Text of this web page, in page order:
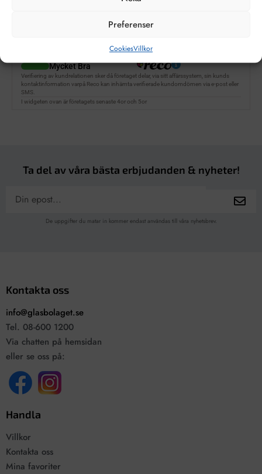
Preferenser
CookiesVillkor
Ta del av våra bästa erbjudanden & nyheter!
De uppgifter du matar in kommer endast användas till våra nyhetsbrev.
Kontakta oss
info@glasbolaget.se
Tel. 08-600 1200
Via chatten på hemsidan
eller se oss på:
Handla
Villkor
Kontakta oss
Mina favoriter